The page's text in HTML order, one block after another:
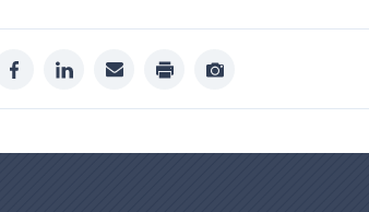
facebooklinkedinmail print
Afficher